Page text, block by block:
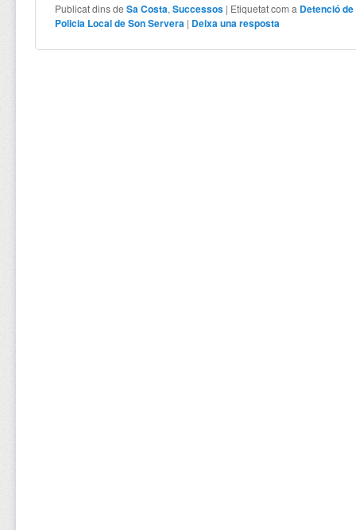
Publicat dins de Sa Costa,Successos | Etiquetat com a Detenció
Policia Local de Son Servera | Deixa una resposta